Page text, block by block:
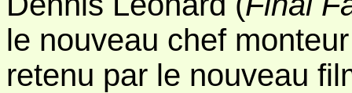
le nouveau chef
retenu par le nouveau